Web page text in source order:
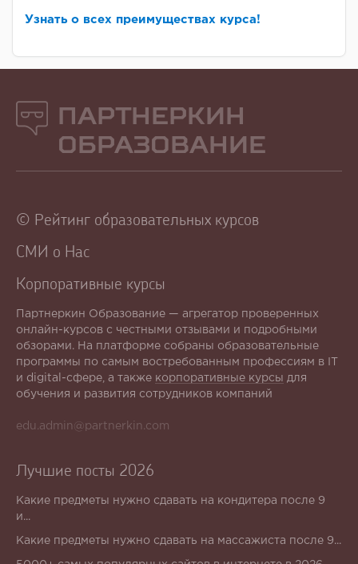
Узнать о всех преимуществах курса!
Партнеркин
Образование
© Рейтинг образовательных курсов
СМИ о Нас
Корпоративные курсы
Партнеркин Образование — агрегатор проверенных
онлайн-курсов с честными отзывами и подробными
обзорами. На платформе собраны образовательные
программы по самым востребованным профессиям в IT
и digital-сфере, а также корпоративные курсы для
обучения и развития сотрудников компаний
edu.admin@partnerkin.com
Лучшие посты 2026
Какие предметы нужно сдавать на кондитера после 9
и...
Какие предметы нужно сдавать на массажиста после 9...